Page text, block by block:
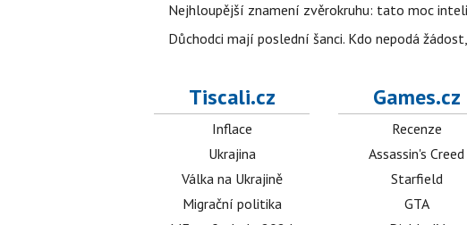
Nejhloupější znamení zvěrokruhu: tato moc
Důchodci mají poslední šanci. Kdo nepodá
Tiscali.cz
Inflace
Ukrajina
Válka na Ukrajině
Migrační politika
Games.cz
Recenze
Assassin's Creed
Starfield
GTA